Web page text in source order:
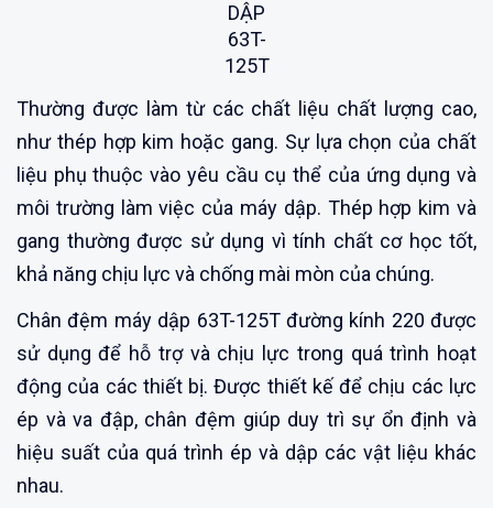
DẬP
63T-
125T
Thường được làm từ các chất liệu chất lượng cao,
như thép hợp kim hoặc gang. Sự lựa chọn của chất
liệu phụ thuộc vào yêu cầu cụ thể của ứng dụng và
môi trường làm việc của máy dập. Thép hợp kim và
gang thường được sử dụng vì tính chất cơ học tốt,
khả năng chịu lực và chống mài mòn của chúng.
Chân đệm máy dập 63T-125T đường kính 220 được
sử dụng để hỗ trợ và chịu lực trong quá trình hoạt
động của các thiết bị. Được thiết kế để chịu các lực
ép và va đập, chân đệm giúp duy trì sự ổn định và
hiệu suất của quá trình ép và dập các vật liệu khác
nhau.